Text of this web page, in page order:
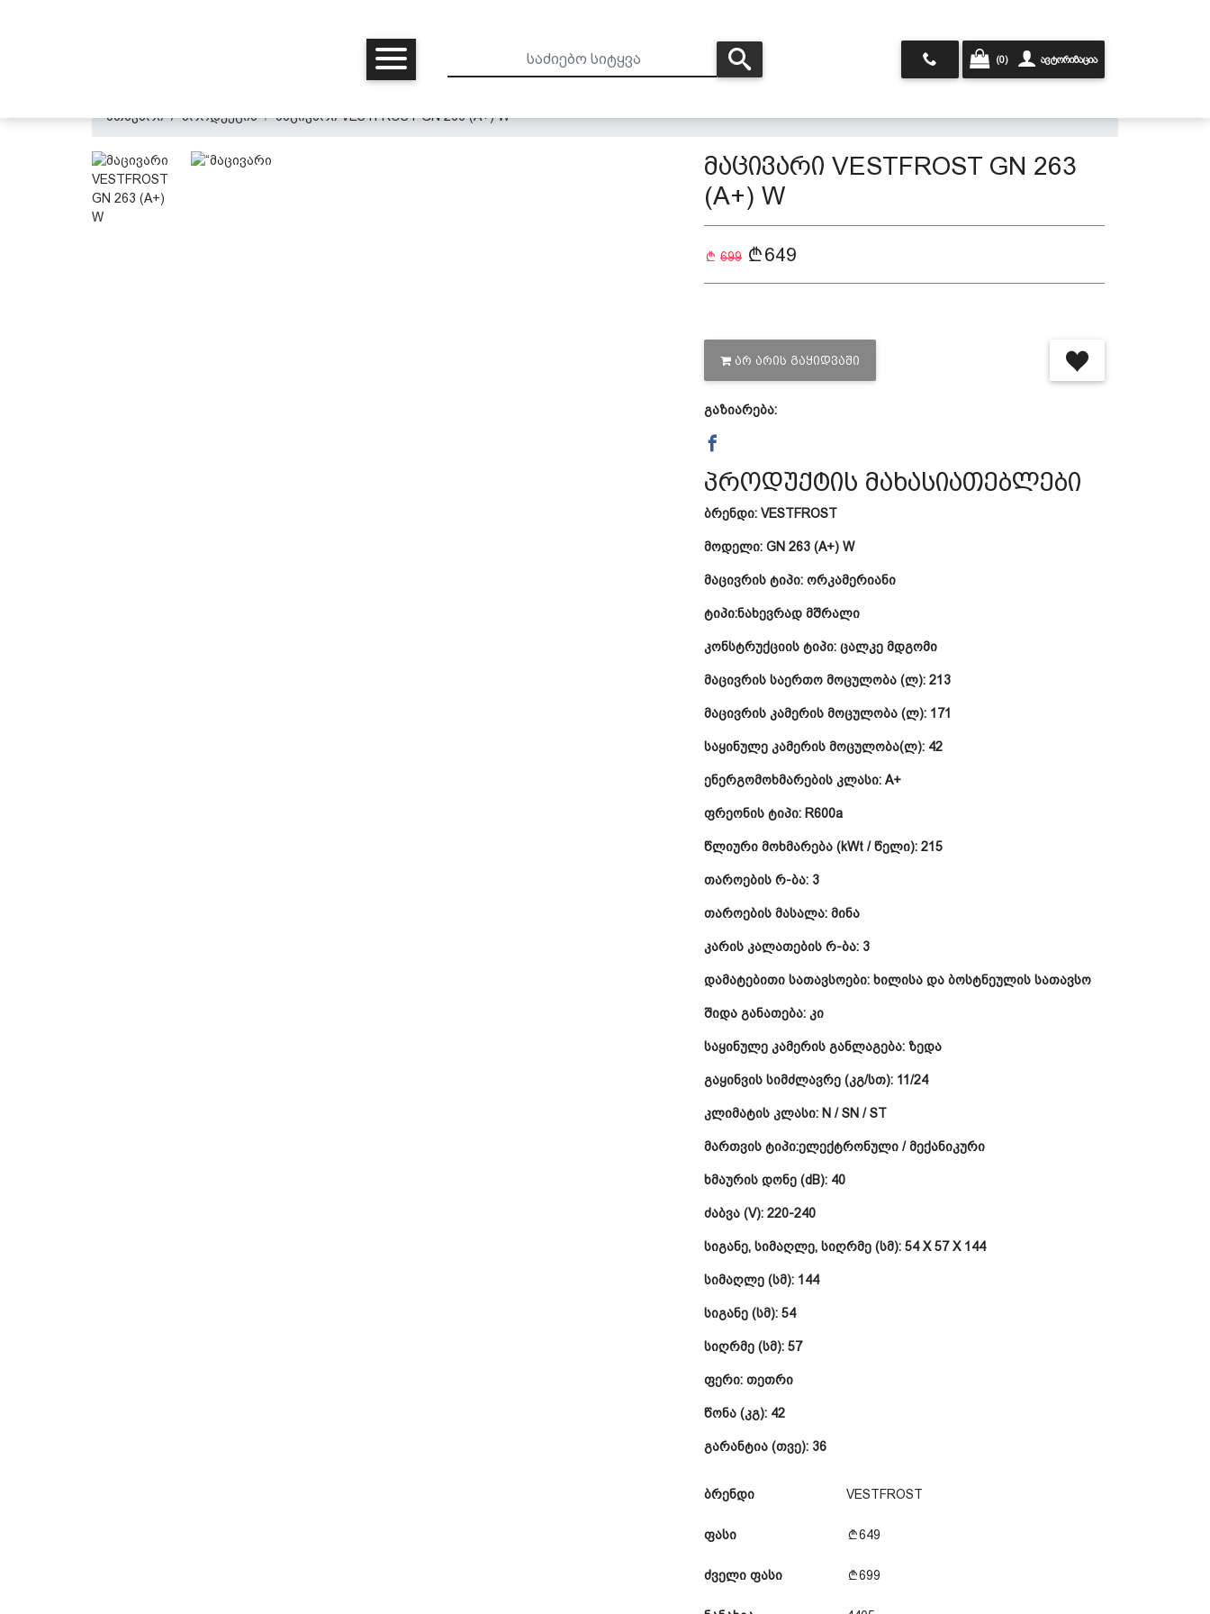
(0) ავტორიზაცია
მთავარი პროდუქცია მაცივარი VESTFROST GN 263 (A+) W
მაცივარი VESTFROST GN 263
(A+) W
699 649
ᲐᲠ ᲐᲠᲘᲡ ᲒᲐᲧᲘᲓᲕᲐᲨᲘ
გაზიარება:
პროდუქტის მახასიათებლები
ბრენდი: VESTFROST
მოდელი: GN 263 (A+) W
მაცივრის ტიპი: ორკამერიანი
ტიპი:ნახევრად მშრალი
კონსტრუქციის ტიპი: ცალკე მდგომი
მაცივრის საერთო მოცულობა (ლ): 213
მაცივრის კამერის მოცულობა (ლ): 171
საყინულე კამერის მოცულობა(ლ): 42
ენერგომოხმარების კლასი: A+
ფრეონის ტიპი: R600a
წლიური მოხმარება (kWt / წელი): 215
თაროების რ-ბა: 3
თაროების მასალა: მინა
კარის კალათების რ-ბა: 3
დამატებითი სათავსოები: ხილისა და ბოსტნეულის სათავსო
შიდა განათება: კი
საყინულე კამერის განლაგება: ზედა
გაყინვის სიმძლავრე (კგ/სთ): 11/24
კლიმატის კლასი: N / SN / ST
მართვის ტიპი:ელექტრონული / მექანიკური
ხმაურის დონე (dB): 40
ძაბვა (V): 220-240
სიგანე, სიმაღლე, სიღრმე (სმ): 54 X 57 X 144
სიმაღლე (სმ): 144
სიგანე (სმ): 54
სიღრმე (სმ): 57
ფერი: თეთრი
წონა (კგ): 42
გარანტია (თვე): 36
ბრენდი VESTFROST
ფასი 649
ძველი ფასი 699